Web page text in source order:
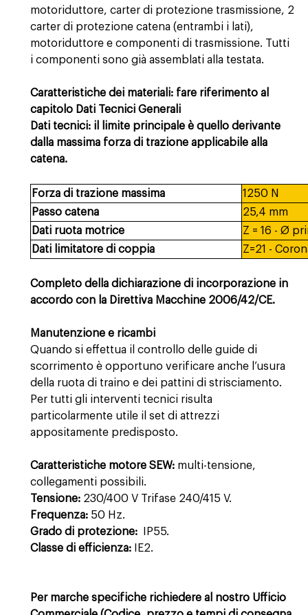
motoriduttore, carter di protezione trasmissione, 2
carter di protezione catena (entrambi i lati),
motoriduttore e componenti di trasmissione. Tutti
i componenti sono già assemblati alla testata.
Caratteristiche dei materiali: fare riferimento al
capitolo Dati Tecnici Generali
Dati tecnici: il limite principale è quello derivante
dalla massima forza di trazione applicabile alla
catena.
Forza di trazione massima
1250 N
Passo catena
25,4 mm
Dati ruota motrice
Z = 16 - Ø
Dati limitatore di coppia
Z=21 -
Completo della dichiarazione di incorporazione in
accordo con la Direttiva Macchine 2006/42/CE.
Manutenzione e ricambi
Quando si effettua il controllo delle guide di
scorrimento è opportuno verificare anche l’usura
della ruota di traino e dei pattini di strisciamento.
Per tutti gli interventi tecnici risulta
particolarmente utile il set di attrezzi
appositamente predisposto.
Caratteristiche motore SEW: multi-tensione,
collegamenti possibili.
Tensione: 230/400 V Trifase 240/415 V.
Frequenza: 50 Hz.
Grado di protezione: IP55.
Classe di efficienza: IE2.
Per marche specifiche richiedere al nostro Ufficio